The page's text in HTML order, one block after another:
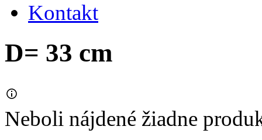
Kontakt
D= 33 cm
Neboli nájdené žiadne